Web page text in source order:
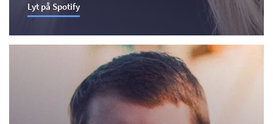
Lyt på Spotify